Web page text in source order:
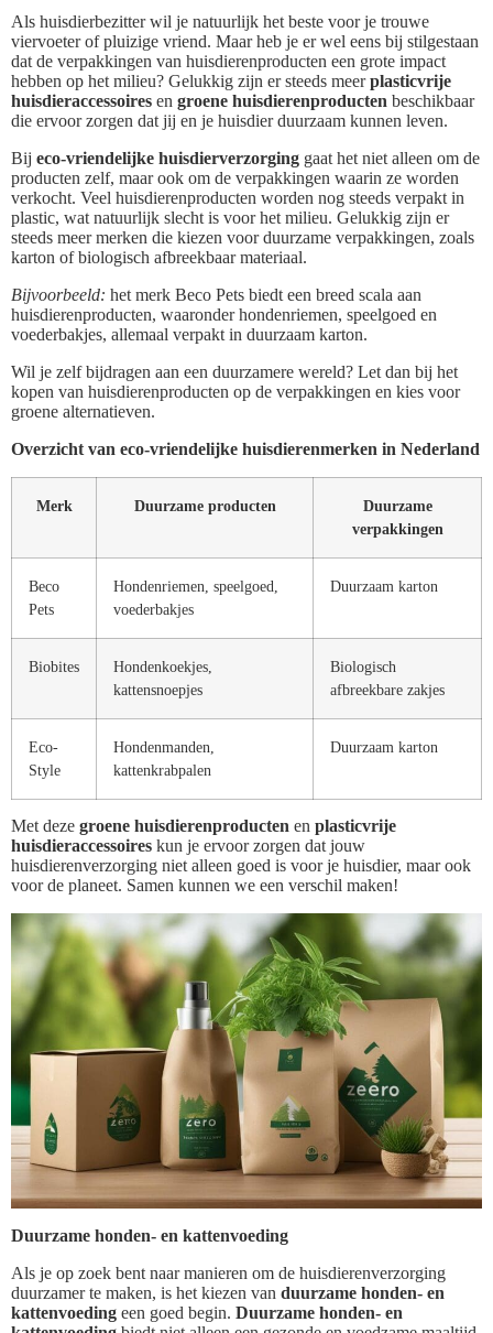
Als huisdierbezitter wil je natuurlijk het beste voor je trouwe
viervoeter of pluizige vriend. Maar heb je er wel eens bij stilgestaan
dat de verpakkingen van huisdierenproducten een grote impact
hebben op het milieu? Gelukkig zijn er steeds meerplasticvrije
huisdieraccessoires en groene huisdierenproducten beschikbaar
die ervoor zorgen dat jij en je huisdier duurzaam kunnen leven.
Bij eco-vriendelijke huisdierverzorging gaat het niet alleen om de
producten zelf, maar ook om de verpakkingen waarin ze worden
verkocht. Veel huisdierenproducten worden nog steeds verpakt in
plastic, wat natuurlijk slecht is voor het milieu. Gelukkig zijn er
steeds meer merken die kiezen voor duurzame verpakkingen, zoals
karton of biologisch afbreekbaar materiaal.
Bijvoorbeeld: het merk Beco Pets biedt een breed scala aan
huisdierenproducten, waaronder hondenriemen, speelgoed en
voederbakjes, allemaal verpakt in duurzaam karton.
Wil je zelf bijdragen aan een duurzamere wereld? Let dan bij het
kopen van huisdierenproducten op de verpakkingen en kies voor
groene alternatieven.
Overzicht van eco-vriendelijke huisdierenmerken in Nederland
Merk Duurzame producten
Duurzame
verpakkingen
Beco
Pets
Hondenriemen, speelgoed,
voederbakjes
Duurzaam karton
Biobites
Hondenkoekjes,
kattensnoepjes
Biologisch
afbreekbare zakjes
Eco-
Style
Hondenmanden,
kattenkrabpalen
Duurzaam karton
Met deze groene huisdierenproducten en plasticvrije
huisdieraccessoires kun je ervoor zorgen dat jouw
huisdierenverzorging niet alleen goed is voor je huisdier, maar ook
voor de planeet. Samen kunnen we een verschil maken!
Duurzame honden- en kattenvoeding
Als je op zoek bent naar manieren om de huisdierenverzorging
duurzamer te maken, is het kiezen van duurzame honden- en
kattenvoeding een goed begin. Duurzame honden- en